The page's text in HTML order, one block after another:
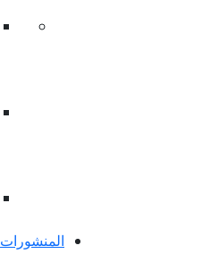
المنشورات